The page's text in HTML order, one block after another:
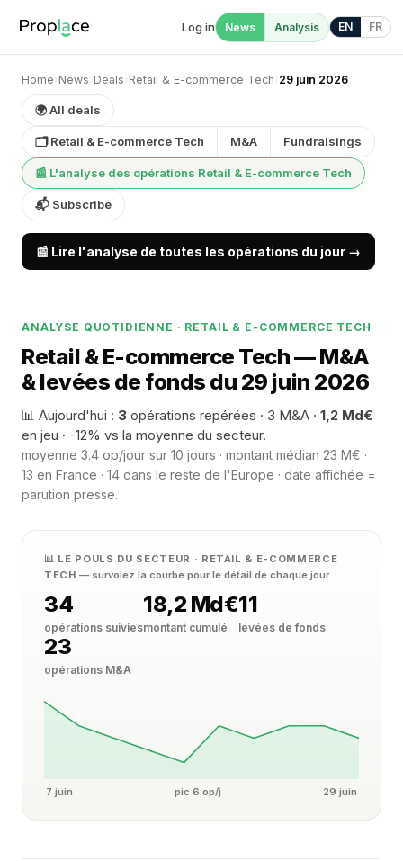
Log in News Analysis EN FR
Home› News› Deals› Retail & E-commerce Tech› 29 juin 2026
🌍 All deals
🗂 Retail & E-commerce Tech M&A Fundraisings
📰 L'analyse des opérations Retail & E-commerce Tech
📬 Subscribe
📰 Lire l'analyse de toutes les opérations du jour →
ANALYSE QUOTIDIENNE · RETAIL & E-COMMERCE TECH
Retail & E-commerce Tech — M&A
& levées de fonds du 29 juin 2026
📊 Aujourd'hui : 3 opérations repérées · 3 M&A · 1,2 Md€
en jeu · -12% vs la moyenne du secteur.
moyenne 3.4 op/jour sur 10 jours · montant médian 23 M€ ·
13 en France · 14 dans le reste de l'Europe · date affichée =
parution presse.
📊 LE POULS DU SECTEUR · RETAIL & E-COMMERCE
TECH— survolez la courbe pour le détail de chaque jour
34
opérations suivies
18,2 Md€
montant cumulé
11
levées de fonds
23
opérations M&A
7 juin pic 6 op/j 29 juin